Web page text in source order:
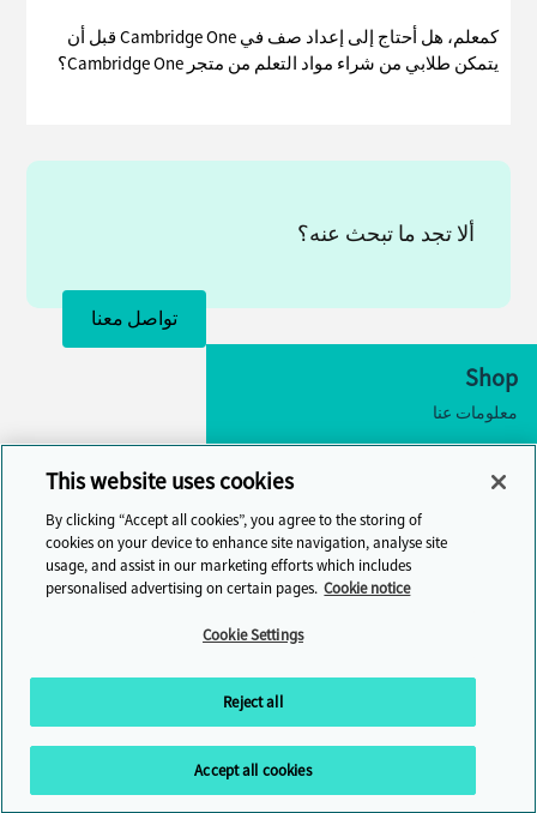
كمعلم، هل أحتاج إلى إعداد صف في Cambridge One قبل أن
يتمكن طلابي من شراء مواد التعلم من متجر Cambridge One؟
ألا تجد ما تبحث عنه؟
تواصل معنا
Shop
معلومات عنا
تواصل معنا
This website uses cookies
By clicking “Accept all cookies”, you agree to the storing of
cookies on your device to enhance site navigation, analyse site
usage, and assist in our marketing efforts which includes
personalised advertising on certain pages. Cookie notice
Cookie Settings
Reject all
Accept all cookies